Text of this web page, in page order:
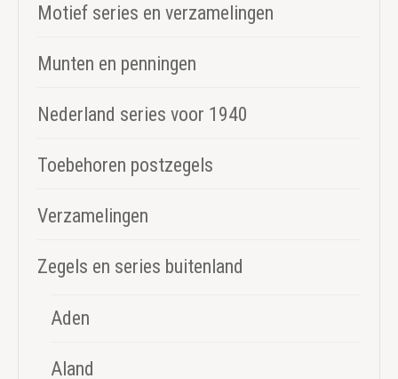
Motief series en verzamelingen
Munten en penningen
Nederland series voor 1940
Toebehoren postzegels
Verzamelingen
Zegels en series buitenland
Aden
Aland